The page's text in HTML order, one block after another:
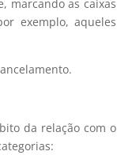
marcando as caixas
exemplo, aqueles
da relação com o